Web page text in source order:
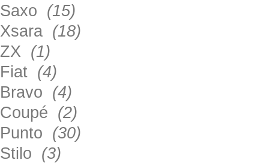
Saxo (15)
Xsara (18)
ZX (1)
Fiat (4)
Bravo (4)
Coupé (2)
Punto (30)
Stilo (3)